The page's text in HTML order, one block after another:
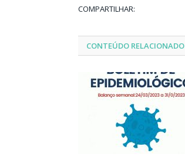
COMPARTILHAR:
CONTEÚDO RELACIONADO